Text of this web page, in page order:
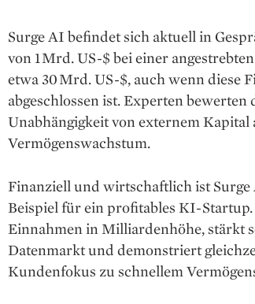
Surge AI befindet sich aktuell in
von 1 Mrd. US-$ bei einer
etwa 30 Mrd. US-$, auch wenn diese
abgeschlossen ist. Experten
Unabhängigkeit von externem
Vermögenswachstum.
Finanziell und wirtschaftlich ist
Beispiel für ein profitables KI-
Einnahmen in Milliardenhöhe, stärkt
Datenmarkt und demonstriert
Kundenfokus zu schnellem